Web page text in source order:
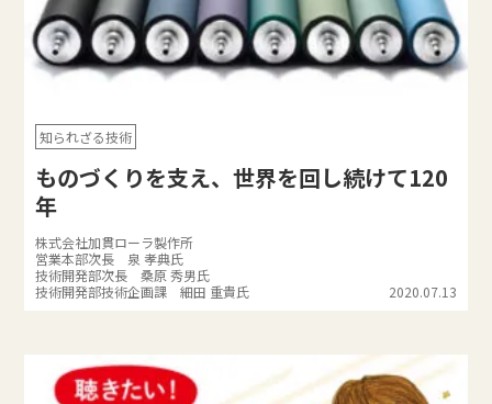
知られざる技術
ものづくりを支え、世界を回し続けて120
年
株式会社加貫ローラ製作所
営業本部次長 泉 孝典氏
技術開発部次長 桑原 秀男氏
技術開発部技術企画課 細田 重貴氏
2020.07.13